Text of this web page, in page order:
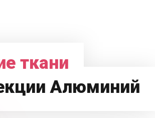
ткани
Алюминий